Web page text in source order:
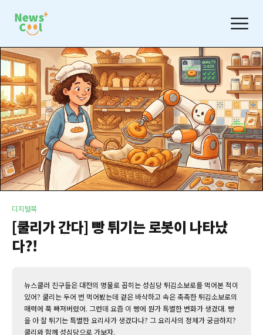
디지털북
[쿨리가 간다] 빵 튀기는 로봇이 나타났
다?!
뉴스쿨러 친구들은 대전의 명물로 꼽히는 성심당 튀김소보로를 먹어본 적이
있어? 쿨리는 두어 번 먹어봤는데 겉은 바삭하고 속은 촉촉한 튀김소보로의
매력에 푹 빠져버렸어. 그런데 요즘 이 빵에 뭔가 특별한 변화가 생겼대. 빵
을 아 잘 튀기는 특별한 요리사가 생겼다나? 그 요리사의 정체가 궁금하지?
쿨리와 함께 성심당으로 가보자.